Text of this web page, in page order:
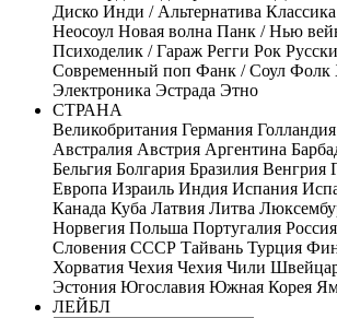
Диско Инди / Альтернатива Классика
Неосоул Новая волна Панк / Нью
Психоделик / Гараж Регги Рок
Современный поп Фанк / Соул Фолк
Электроника Эстрада Этно
СТРАНА
Великобритания Германия Голландия
Австралия Австрия Аргентина
Бельгия Болгария Бразилия Венгрия
Европа Израиль Индия Испания
Канада Куба Латвия Литва
Норвегия Польша Португалия Россия
Словения СССР Тайвань Турция
Хорватия Чехия Чехия Чили
Эстония Югославия Южная Корея
ЛЕЙБЛ